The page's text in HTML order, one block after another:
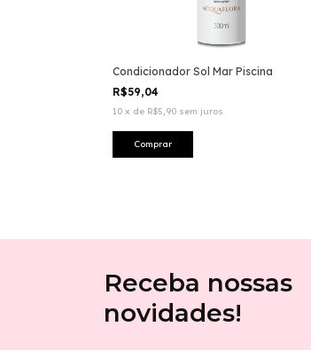
Condicionador Sol Mar Piscina
R$59,04
10 x de R$5,90 sem juros
Receba nossas
novidades!